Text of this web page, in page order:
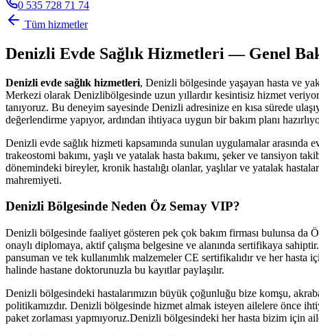
0 535 728 71 74
Tüm hizmetler
Denizli Evde Sağlık Hizmetleri — Genel
Denizli evde sağlık hizmetleri, Denizli bölgesinde yaşayan hasta ve
Merkezi olarak Denizlibölgesinde uzun yıllardır kesintisiz hizmet
tanıyoruz. Bu deneyim sayesinde Denizli adresinize en kısa sürede
değerlendirme yapıyor, ardından ihtiyaca uygun bir bakım planı
Denizli evde sağlık hizmeti kapsamında sunulan uygulamalar arasında
trakeostomi bakımı, yaşlı ve yatalak hasta bakımı, şeker ve tansiyon
dönemindeki bireyler, kronik hastalığı olanlar, yaşlılar ve yatalak
mahremiyeti.
Denizli Bölgesinde Neden Öz Semay VIP?
Denizli bölgesinde faaliyet gösteren pek çok bakım firması bulunsa da
onaylı diplomaya, aktif çalışma belgesine ve alanında sertifikaya sahiptir.
pansuman ve tek kullanımlık malzemeler CE sertifikalıdır ve her hasta
halinde hastane doktorunuzla bu kayıtlar paylaşılır.
Denizli bölgesindeki hastalarımızın büyük çoğunluğu bize komşu,
politikamızdır. Denizli bölgesinde hizmet almak isteyen ailelere önce
paket zorlaması yapmıyoruz.Denizli bölgesindeki her hasta bizim için